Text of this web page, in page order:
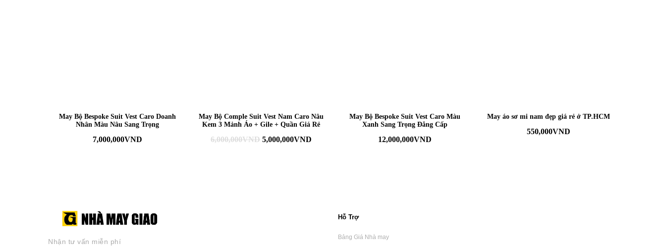
May Bộ Bespoke Suit Vest Caro Doanh
Nhân Màu Nâu Sang Trọng
7,000,000VND
May Bộ Comple Suit Vest Nam Caro Nâu
Kem 3 Mảnh Áo + Gile + Quần Giá Rẻ
6,000,000VND 5,000,000VND
May Bộ Bespoke Suit Vest Caro Màu
Xanh Sang Trọng Đẳng Cấp
12,000,000VND
May áo sơ mi nam đẹp giá rẻ ở TP.HCM
550,000VND
Nhận tư vấn miễn phí
Hỗ Trợ
Bảng Giá Nhà may